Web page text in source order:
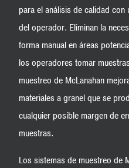
para el análisis de calidad
del operador. Eliminan la
forma manual en áreas
los operadores tomar
muestreo de McLanahan
materiales a granel que se
cualquier posible margen de
muestras.
Los sistemas de muestreo de